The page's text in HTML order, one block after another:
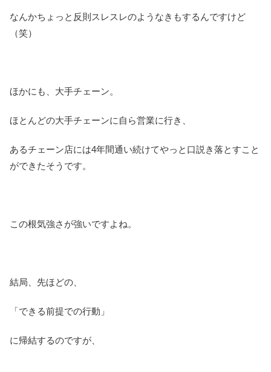
なんかちょっと反則スレスレのようなきもするんですけど
（笑）
ほかにも、大手チェーン。
ほとんどの大手チェーンに自ら営業に行き、
あるチェーン店には4年間通い続けてやっと口説き落とすこと
ができたそうです。
この根気強さが強いですよね。
結局、先ほどの、
「できる前提での行動」
に帰結するのですが、